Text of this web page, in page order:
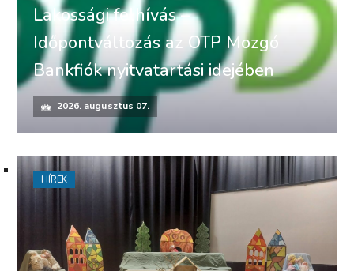
Lakossági felhívás –
Időpontváltozás az OTP Mozgó
Bankfiók nyitvatartási idejében
2026. augusztus 07.
HÍREK